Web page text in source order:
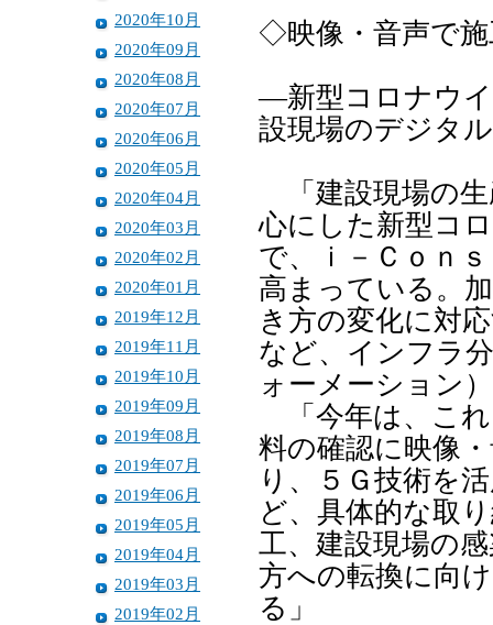
2020年10月
2020年09月
2020年08月
2020年07月
2020年06月
2020年05月
2020年04月
2020年03月
2020年02月
2020年01月
2019年12月
2019年11月
2019年10月
2019年09月
2019年08月
2019年07月
2019年06月
2019年05月
2019年04月
2019年03月
2019年02月
◇映像・音声で
―新型コロナウ
設現場のデジタ
「建設現場の生
心にした新型コ
で、ｉ－Ｃｏｎ
高まっている。
き方の変化に対
など、インフラ
ォーメーション
「今年は、これ
料の確認に映像
り、５Ｇ技術を
ど、具体的な取
工、建設現場の
方への転換に向
る」